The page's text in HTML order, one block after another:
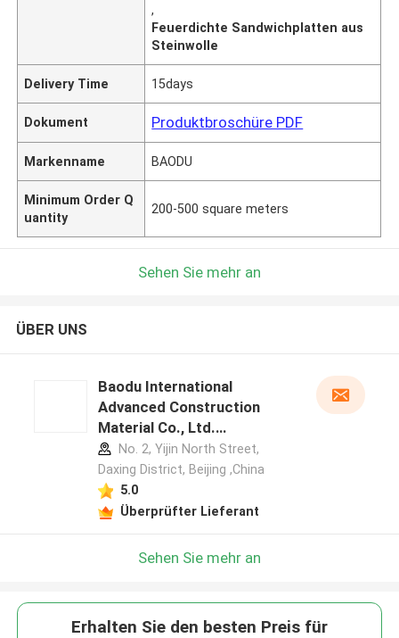
,
Feuerdichte Sandwichplatten aus
Steinwolle
Delivery Time 15days
Dokument Produktbroschüre PDF
Markenname BAODU
Minimum Order Q
uantity
200-500 square meters
Sehen Sie mehr an
ÜBER UNS
Baodu International
Advanced Construction
Material Co., Ltd.
Herstellerprofil
No. 2, Yijin North Street,
Daxing District, Beijing ,China
5.0
Überprüfter Lieferant
Sehen Sie mehr an
Erhalten Sie den besten Preis für